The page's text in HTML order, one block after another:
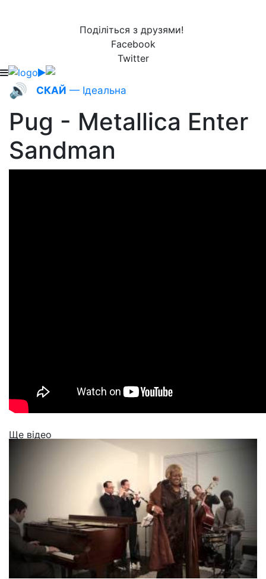
Поділіться з друзями!
Facebook
Twitter
🔊 СКАЙ — Ідеальна
Pug - Metallica Enter
Sandman
Ще відео